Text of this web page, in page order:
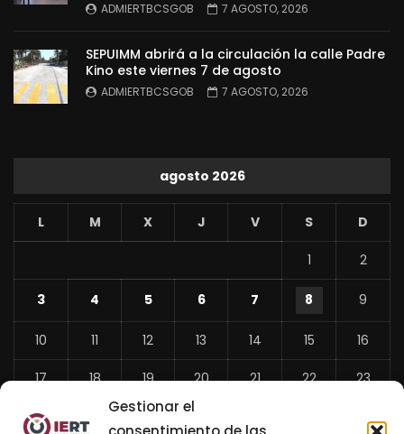
Gestionar el
ADMIERTBCSGOB 7 AGOSTO, 2026
SEPUIMM abrirá a la circulación la calle Padre
Kino este viernes 7 de agosto
ADMIERTBCSGOB 7 AGOSTO, 2026
agosto 2026
L M X J V S D
1 2
3 4 5 6 7 8 9
10 11 12 13 14 15 16
17 18 19 20 21 22 23
24 26 27